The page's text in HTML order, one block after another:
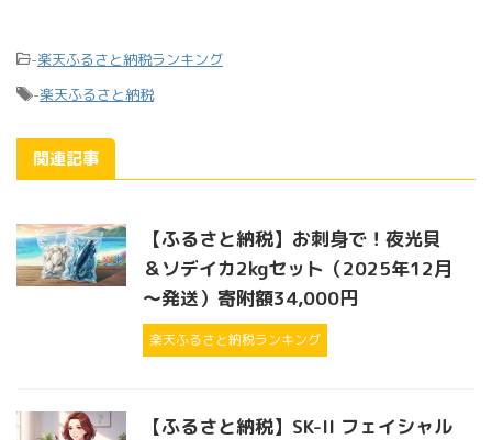
-楽天ふるさと納税ランキング
-楽天ふるさと納税
関連記事
【ふるさと納税】お刺身で！夜光貝
＆ソデイカ2kgセット（2025年12月
～発送）寄附額34,000円
楽天ふるさと納税ランキング
【ふるさと納税】SK-II フェイシャル